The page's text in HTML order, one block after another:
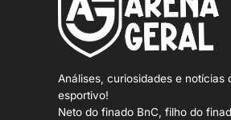
Análises, curiosidades e notícias
esportivo!
Neto do finado BnC, filho do